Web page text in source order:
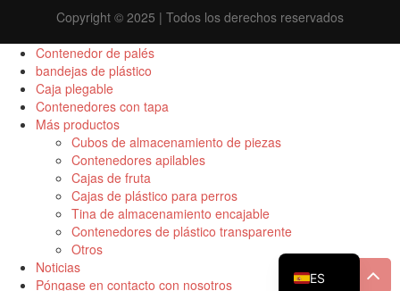
Copyright © 2025 | Todos los derechos reservados
Contenedor de palés
bandejas de plástico
Caja plegable
Contenedores con tapa
Más productos
Cubos de almacenamiento de piezas
Contenedores apilables
Cajas de fruta
Cajas de plástico para perros
Tina de almacenamiento encajable
Contenedores de plástico transparente
Otros
Noticias
Póngase en contacto con nosotros
ES